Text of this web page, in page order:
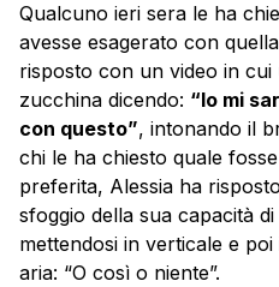
Qualcuno ieri sera le ha
avesse esagerato con
risposto con un video in
zucchina dicendo: “Io mi
con questo”, intonando il
chi le ha chiesto quale
preferita, Alessia ha
sfoggio della sua capacità
mettendosi in verticale e
aria: “O così o niente”.